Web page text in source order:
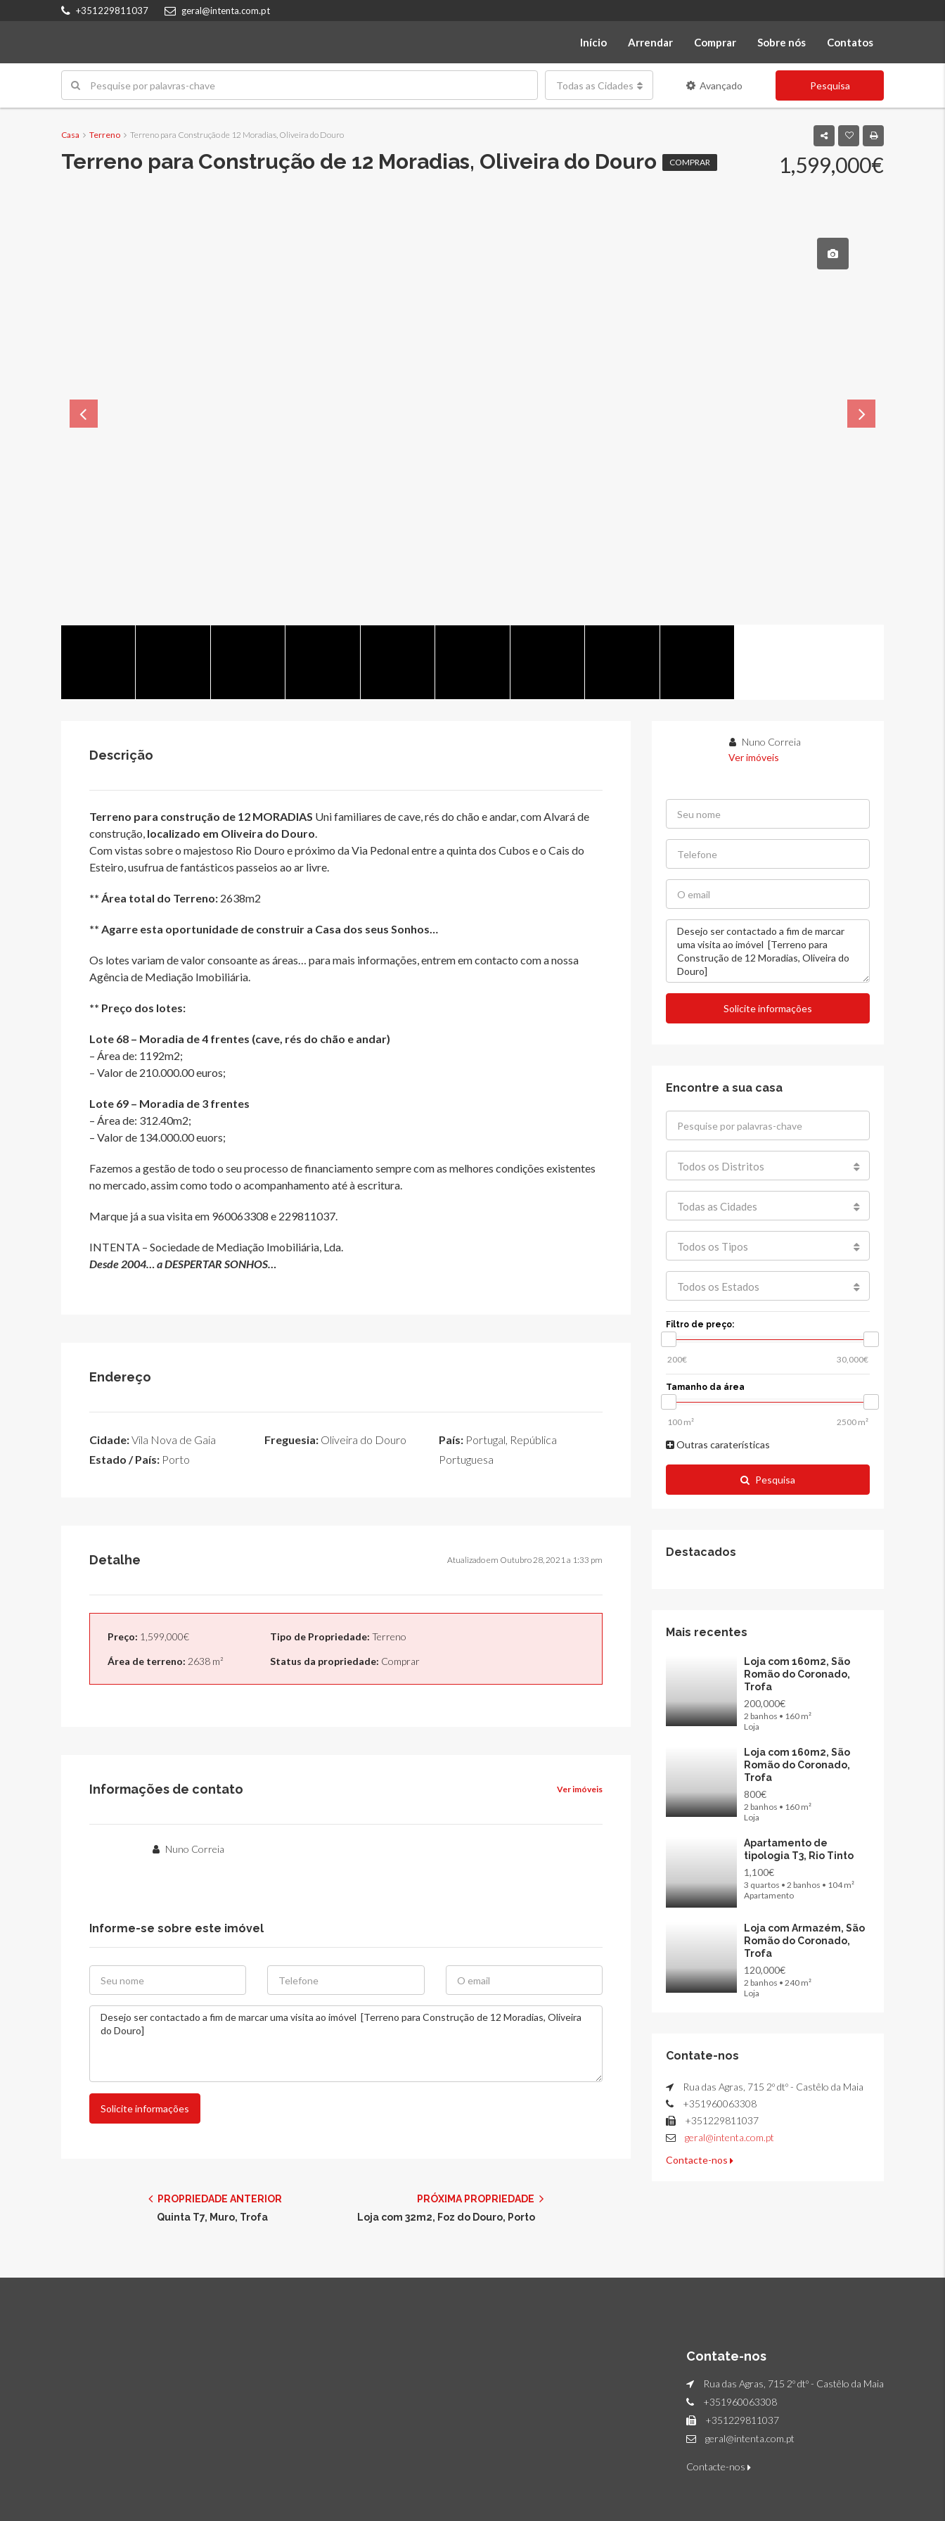
+351229811037 geral@intenta.com.pt
Início Arrendar Comprar Sobre nós Contatos
Todas as Cidades Avançado Pesquisa
Casa Terreno Terreno para Construção de 12 Moradias, Oliveira do Douro
Terreno para Construção de 12 Moradias, Oliveira do Douro COMPRAR 1,599,000€
Descrição
Terreno para construção de 12 MORADIAS Uni familiares de cave, rés do chão e andar, com Alvará de
construção, localizado em Oliveira do Douro.
Com vistas sobre o majestoso Rio Douro e próximo da Via Pedonal entre a quinta dos Cubos e o Cais do
Esteiro, usufrua de fantásticos passeios ao ar livre.
** Área total do Terreno: 2638m2
** Agarre esta oportunidade de construir a Casa dos seus Sonhos…
Os lotes variam de valor consoante as áreas… para mais informações, entrem em contacto com a nossa
Agência de Mediação Imobiliária.
** Preço dos lotes:
Lote 68 – Moradia de 4 frentes (cave, rés do chão e andar)
– Área de: 1192m2;
– Valor de 210.000.00 euros;
Lote 69 – Moradia de 3 frentes
– Área de: 312.40m2;
– Valor de 134.000.00 euors;
Fazemos a gestão de todo o seu processo de financiamento sempre com as melhores condições existentes
no mercado, assim como todo o acompanhamento até à escritura.
Marque já a sua visita em 960063308 e 229811037.
INTENTA – Sociedade de Mediação Imobiliária, Lda.
Desde 2004… a DESPERTAR SONHOS…
Endereço
Cidade:Vila Nova de Gaia
Estado / País: Porto
Freguesia:Oliveira do Douro País: Portugal, República
Portuguesa
Detalhe Atualizado em Outubro 28, 2021 a 1:33 pm
Preço: 1,599,000€
Área de terreno: 2638 m²
Tipo de Propriedade: Terreno
Status da propriedade: Comprar
Informações de contato Ver imóveis
Nuno Correia
Informe-se sobre este imóvel
Solicite informações
PROPRIEDADE ANTERIOR
Quinta T7, Muro, Trofa
PRÓXIMA PROPRIEDADE
Loja com 32m2, Foz do Douro, Porto
Nuno Correia
Ver imóveis
Solicite informações
Encontre a sua casa
Todos os Distritos
Todas as Cidades
Todos os Tipos
Todos os Estados
Filtro de preço:
Tamanho da área
Outras caraterísticas
Pesquisa
Destacados
Mais recentes
Loja com 160m2, São
Romão do Coronado,
Trofa
200,000€
2 banhos • 160 m²
Loja
Loja com 160m2, São
Romão do Coronado,
Trofa
800€
2 banhos • 160 m²
Loja
Apartamento de
tipologia T3, Rio Tinto
1,100€
3 quartos • 2 banhos • 104 m²
Apartamento
Loja com Armazém, São
Romão do Coronado,
Trofa
120,000€
2 banhos • 240 m²
Loja
Contate-nos
Rua das Agras, 715 2º dtº - Castêlo da Maia
+351960063308
+351229811037
geral@intenta.com.pt
Contacte-nos
Contate-nos
Rua das Agras, 715 2º dtº - Castêlo da Maia
+351960063308
+351229811037
geral@intenta.com.pt
Contacte-nos